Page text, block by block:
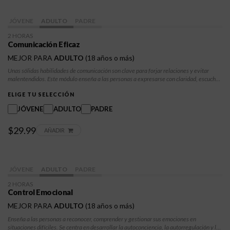
ADULTO
2 HORAS
Comunicación Eficaz
MEJOR PARA ADULTO (18 años o más)
Unas sólidas habilidades de comunicación son clave para forjar relaciones y evitar
malentendidos. Este módulo enseña a las personas a expresarse con claridad, escuchar
participantes desarrollarán asertividad, técnicas de resolución de conflictos y
estrategias para interacciones saludables en entornos personales, académicos y
profesionales.
ELIGE TU SELECCIÓN
JÓVENE ADULTO PADRE
$29.99 AÑADIR
ADULTO
2 HORAS
Control Emocional
MEJOR PARA ADULTO (18 años o más)
Enseña a las personas a reconocer, comprender y gestionar sus emociones en
situaciones difíciles. Se centra en desarrollar la autoconciencia, la autorregulación y la